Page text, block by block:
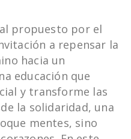
propuesto por el
a repensar la
hacia un
educación que
y transforme las
la solidaridad, una
mentes, sino